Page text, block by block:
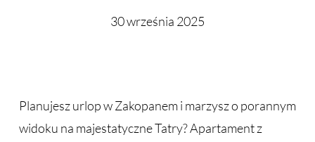
30 września 2025
Planujesz urlop w Zakopanem i marzysz o porannym
widoku na majestatyczne Tatry? Apartament z